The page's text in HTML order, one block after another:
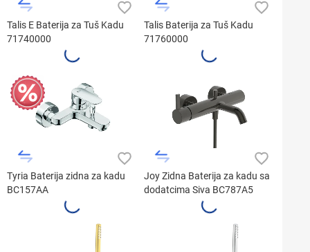
Talis E Baterija za Tuš Kadu
71740000
Talis Baterija za Tuš Kadu
71760000
Tyria Baterija zidna za kadu
BC157AA
Joy Zidna Baterija za kadu sa
dodatcima Siva BC787A5